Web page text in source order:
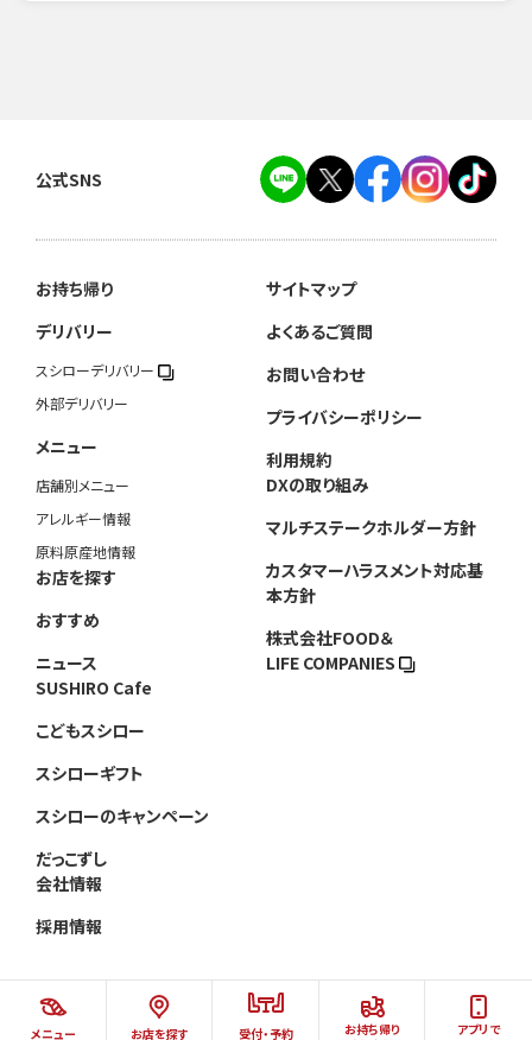
メニュー お店を探す 受付・予約
お持ち帰り
アプリで
公式SNS
お持ち帰り
デリバリー
スシローデリバリー
外部デリバリー
メニュー
店舗別メニュー
アレルギー情報
原料原産地情報
お店を探す
おすすめ
ニュース
SUSHIRO Cafe
こどもスシロー
スシローギフト
スシローのキャンペーン
だっこずし
会社情報
採用情報
サイトマップ
よくあるご質問
お問い合わせ
プライバシーポリシー
利用規約
DXの取り組み
マルチステークホルダー方針
カスタマーハラスメント対応基
本方針
株式会社FOOD＆
LIFE COMPANIES
©AKINDO SUSHIRO CO.,LTD.ALL RIGHTS RESERVED.